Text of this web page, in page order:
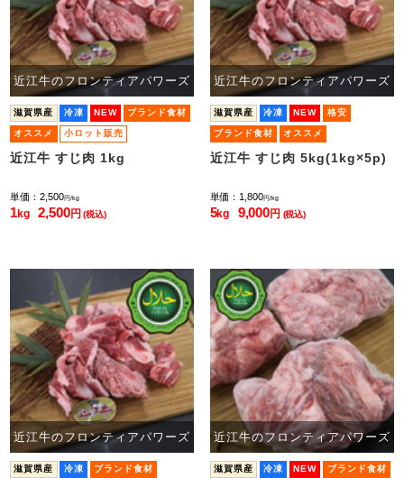
近江牛のフロンティアパワーズ
滋賀県産 冷凍 NEW ブランド食材
オススメ 小ロット販売
近江牛 すじ肉 1kg
単価：2,500円/kg
1kg 2,500円(税込)
近江牛のフロンティアパワーズ
滋賀県産 冷凍 NEW 格安
ブランド食材 オススメ
近江牛 すじ肉 5kg(1kg×5p)
単価：1,800円/kg
5kg 9,000円 (税込)
近江牛のフロンティアパワーズ
滋賀県産 冷凍 ブランド食材
近江牛のフロンティアパワーズ
滋賀県産 冷凍 NEW ブランド食材